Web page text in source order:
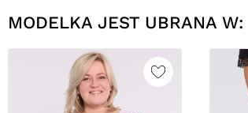
MODELKA JEST UBRANA W: